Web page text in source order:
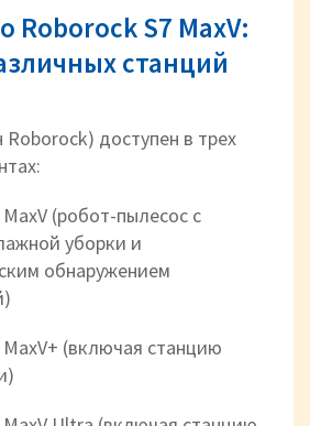
Roborock S7 MaxV:
станций
Roborock) доступен в трех
(робот-пылесос с
уборки и
обнаружением
(включая станцию